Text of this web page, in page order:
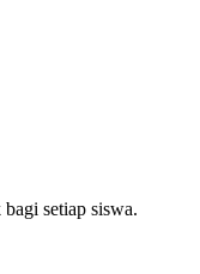
setiap siswa.